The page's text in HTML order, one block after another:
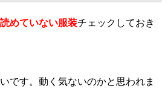
めていない服装チェックしておき
です。動く気ないのかと思われま